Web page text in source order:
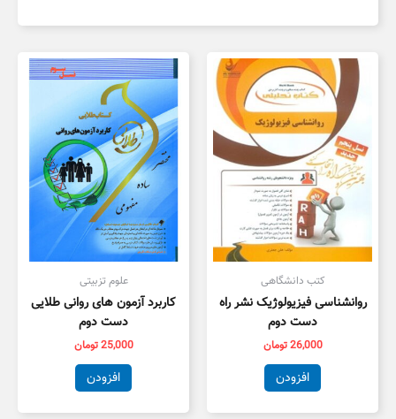
کتب دانشگاهی
روانشناسی فیزیولوژیک نشر راه
دست دوم
26,000تومان
افزودن
علوم تزبیتی
کاربرد آزمون های روانی طلایی
دست دوم
25,000تومان
افزودن